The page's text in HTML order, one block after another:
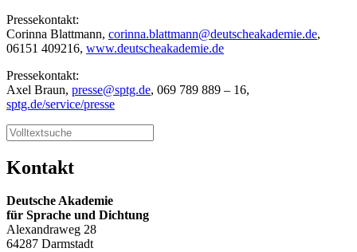
Pressekontakt:
Corinna Blattmann, corinna.blattmann@deutscheakademie.de,
06151 409216, www.deutscheakademie.de
Pressekontakt:
Axel Braun, presse@sptg.de, 069 789 889 – 16,
sptg.de/service/presse
Kontakt
Deutsche Akademie
für Sprache und Dichtung
Alexandraweg 28
64287 Darmstadt